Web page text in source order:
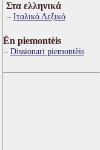
Στα ελληνικά
Ιταλικό Λεξικό
Ën piemontèis
Dissionari piemontèis